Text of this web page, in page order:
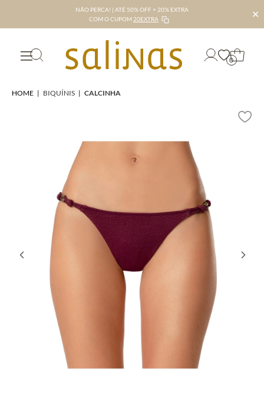
NÃO PERCA! | ATÉ 50% OFF + 20% EXTRA
COM O CUPOM 20EXTRA ✕
0
HOME | BIQUÍNIS | CALCINHA